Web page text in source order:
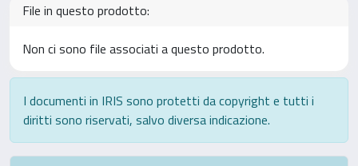
File in questo prodotto:
Non ci sono file associati a questo prodotto.
I documenti in IRIS sono protetti da copyright e tutti i
diritti sono riservati, salvo diversa indicazione.